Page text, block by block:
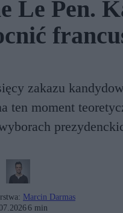
Le Pen.
zakazu
ten moment
Marcin Darmas
6 min